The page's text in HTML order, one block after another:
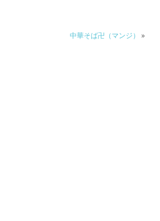
中華そば卍（マンジ） »